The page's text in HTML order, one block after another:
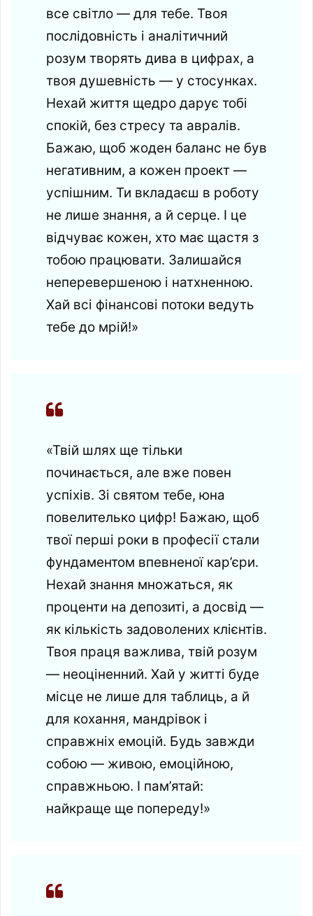
все світло — для тебе. Твоя
послідовність і аналітичний
розум творять дива в цифрах, а
твоя душевність — у стосунках.
Нехай життя щедро дарує тобі
спокій, без стресу та авралів.
Бажаю, щоб жоден баланс не був
негативним, а кожен проект —
успішним. Ти вкладаєш в роботу
не лише знання, а й серце. І це
відчуває кожен, хто має щастя з
тобою працювати. Залишайся
неперевершеною і натхненною.
Хай всі фінансові потоки ведуть
тебе до мрій!»
«Твій шлях ще тільки
починається, але вже повен
успіхів. Зі святом тебе, юна
повелителько цифр! Бажаю, щоб
твої перші роки в професії стали
фундаментом впевненої кар’єри.
Нехай знання множаться, як
проценти на депозиті, а досвід —
як кількість задоволених клієнтів.
Твоя праця важлива, твій розум
— неоціненний. Хай у житті буде
місце не лише для таблиць, а й
для кохання, мандрівок і
справжніх емоцій. Будь завжди
собою — живою, емоційною,
справжньою. І пам’ятай:
найкраще ще попереду!»